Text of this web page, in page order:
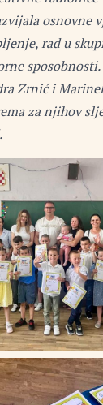
osnovne
rad u
sposobnosti.
Zrnić i
za njihov